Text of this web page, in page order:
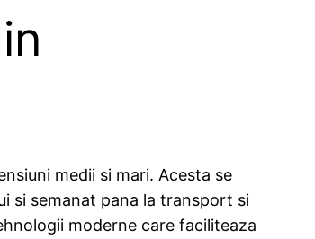
medii si mari. Acesta se
si semanat pana la transport si
moderne care faciliteaza